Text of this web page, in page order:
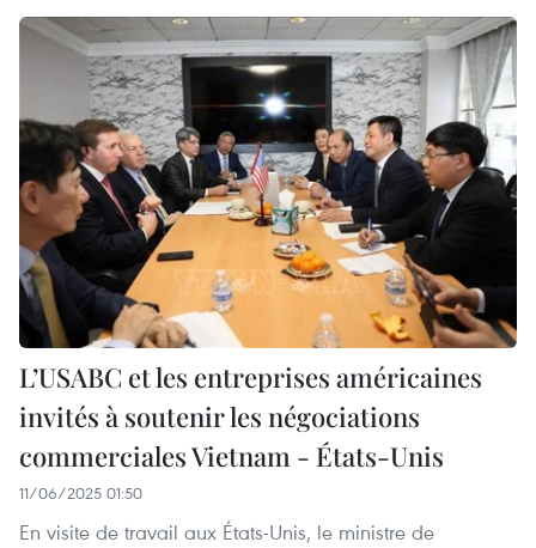
L’USABC et les entreprises américaines
invités à soutenir les négociations
commerciales Vietnam - États-Unis
11/06/2025 01:50
En visite de travail aux États-Unis, le ministre de